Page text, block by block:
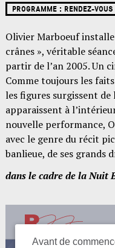
PROGRAMME : RENDEZ-VOUS
Olivier Marboeuf
crânes », véritable
partir de l’an 2005. Un
Comme toujours les
les figures surgissent
apparaissent à
nouvelle performance,
avec le genre du récit
banlieue, de ses grands
dans le cadre de la Nuit